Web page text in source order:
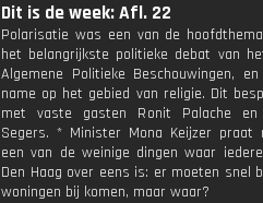
Dit is de week: Afl. 22
Polarisatie was een van de
het belangrijkste politieke debat van
Algemene Politieke Beschouwingen,
name op het gebied van religie. Dit
met vaste gasten Ronit Palache en
Segers. * Minister Mona Keijzer praat
een van de weinige dingen waar
Den Haag over eens is: er moeten snel
woningen bij komen, maar waar?